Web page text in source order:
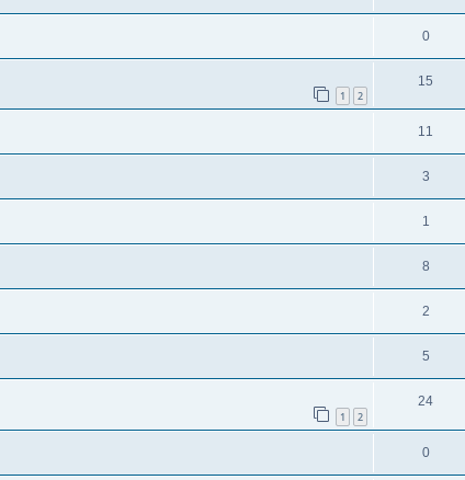
0
1 2
15
11
3
1
8
2
5
1 2
24
0